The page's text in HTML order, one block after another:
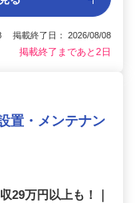
掲載終了日： 2026/08/08
掲載終了まであと2日
置・メンテナン
29万円以上も！｜